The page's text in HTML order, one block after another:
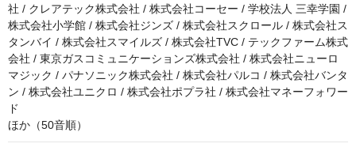
社 / クレアテック株式会社 / 株式会社コーセー / 学校法人 三幸学園 /
株式会社小学館 / 株式会社ジンズ / 株式会社スクロール / 株式会社ス
タンバイ / 株式会社スマイルズ / 株式会社TVC / テックファーム株式
会社 / 東京ガスコミュニケーションズ株式会社 / 株式会社ニューロ
マジック / パナソニック株式会社 / 株式会社パルコ / 株式会社バンタ
ン / 株式会社ユニクロ / 株式会社ポプラ社 / 株式会社マネーフォワー
ド
ほか（50音順）